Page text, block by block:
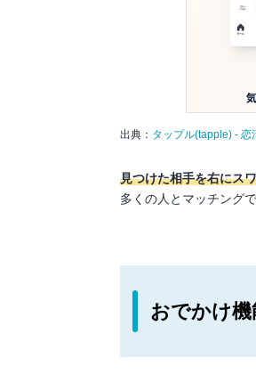
出典： タップル(tapple) - 恋
見つけた相手を右にス
多くの人とマッチングで
おでかけ機